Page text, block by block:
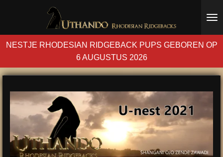
naar
de
NESTJE RHODESIAN RIDGEBACK PUPS GEBOREN OP
6 AUGUSTUS 2026